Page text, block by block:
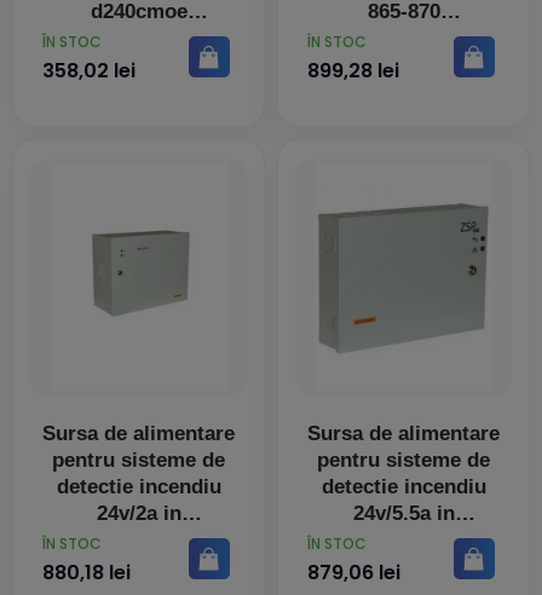
d240cmoe
PRET
ÎN STOC
358,02 lei
865-870
PRET
ÎN STOC
899,28 lei
Sursa de alimentare
pentru sisteme de
detectie incendiu
24v/2a in
PRET
ÎN STOC
880,18 lei
Sursa de alimentare
pentru sisteme de
detectie incendiu
24v/5.5a in
PRET
ÎN STOC
879,06 lei